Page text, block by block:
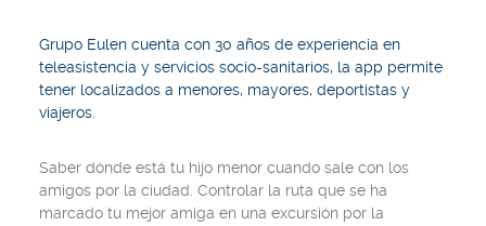
Grupo Eulen cuenta con 30 años de experiencia en
teleasistencia y servicios socio-sanitarios, la app permite
tener localizados a menores, mayores, deportistas y
viajeros.
Saber dónde está tu hijo menor cuando sale con los
amigos por la ciudad. Controlar la ruta que se ha
marcado tu mejor amiga en una excursión por la